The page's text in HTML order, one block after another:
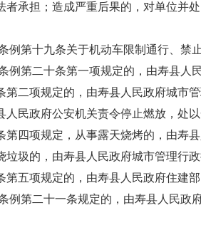
者承担；造成严重后果的，对单位并
例第十九条关于机动车限制通行、禁
例第二十条第一项规定的，由寿县人
第二项规定的，由寿县人民政府城市
人民政府公安机关责令停止燃放，处
第四项规定，从事露天烧烤的，由寿
垃圾的，由寿县人民政府城市管理行
第五项规定的，由寿县人民政府住建
例第二十一条规定的，由寿县人民政